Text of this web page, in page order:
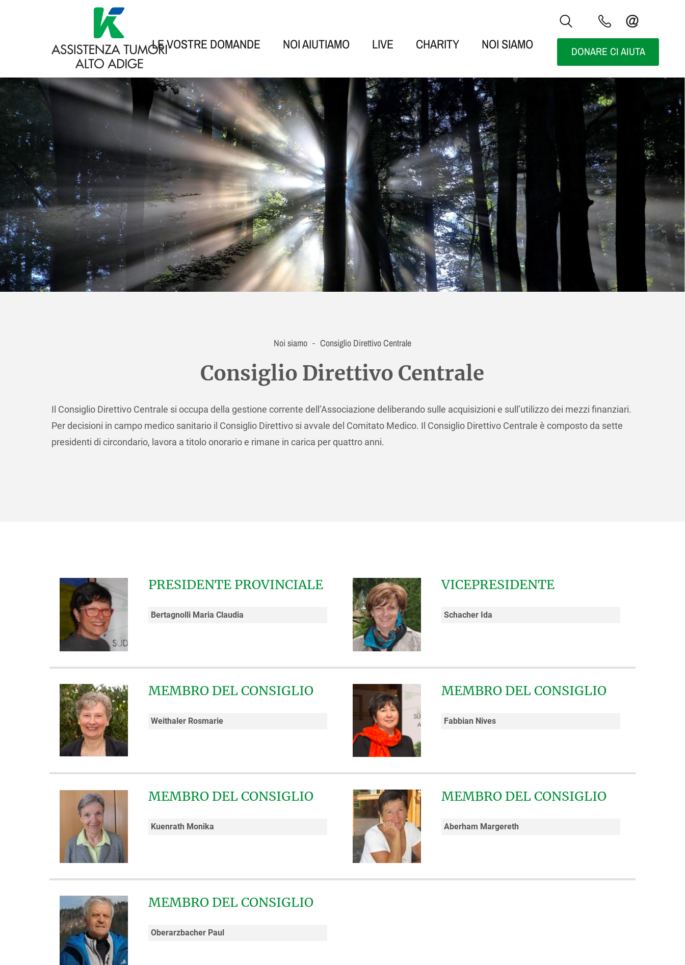
LE VOSTRE DOMANDE NOI AIUTIAMO LIVE CHARITY NOI SIAMO DONARE CI AIUTA
Noi siamo - Consiglio Direttivo Centrale
Consiglio Direttivo Centrale
Il Consiglio Direttivo Centrale si occupa della gestione corrente dell’Associazione deliberando sulle acquisizioni e sull’utilizzo dei mezzi finanziari.
Per decisioni in campo medico sanitario il Consiglio Direttivo si avvale del Comitato Medico. Il Consiglio Direttivo Centrale è composto da sette
presidenti di circondario, lavora a titolo onorario e rimane in carica per quattro anni.
PRESIDENTE PROVINCIALE
Bertagnolli Maria Claudia
VICEPRESIDENTE
Schacher Ida
MEMBRO DEL CONSIGLIO
Weithaler Rosmarie
MEMBRO DEL CONSIGLIO
Fabbian Nives
MEMBRO DEL CONSIGLIO
Kuenrath Monika
MEMBRO DEL CONSIGLIO
Aberham Margereth
MEMBRO DEL CONSIGLIO
Oberarzbacher Paul